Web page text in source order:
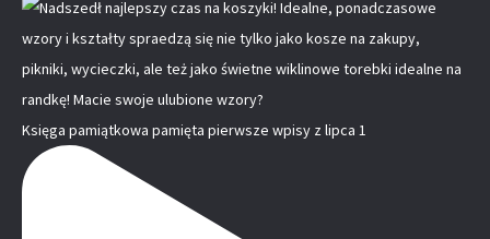
Księga pamiątkowa pamięta pierwsze wpisy z lipca 1